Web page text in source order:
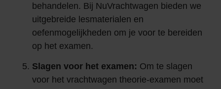
behandelen. Bij NuVrachtwagen bieden we
uitgebreide lesmaterialen en
oefenmogelijkheden om je voor te bereiden
op het examen.
Slagen voor het examen: Om te slagen
voor het vrachtwagen theorie-examen moet